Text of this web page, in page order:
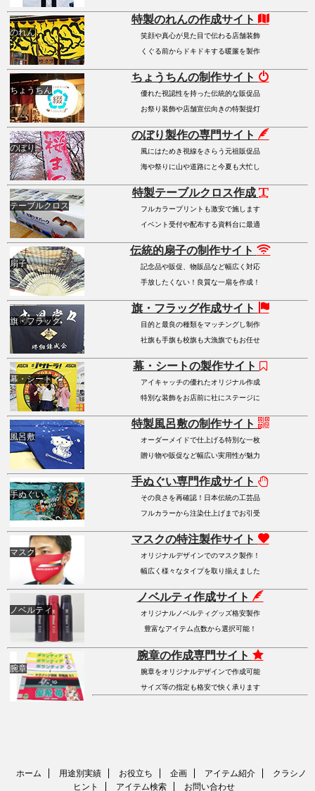
のれん
特製のれんの作成サイト
笑顔や真心が見た目で伝わる店舗装飾
くぐる前からドキドキする暖簾を製作
ちょうちん
ちょうちんの制作サイト
優れた視認性を持った伝統的な販促品
お祭り装飾や店舗宣伝向きの特製提灯
のぼり
のぼり製作の専門サイト
風にはためき視線をさらう元祖販促品
海や祭りに山や道路にと今夏も大忙し
テーブルクロス
特製テーブルクロス作成
フルカラープリントも激安で施します
イベント受付や配布する資料台に最適
扇子
伝統的扇子の制作サイト
記念品や販促、物販品など幅広く対応
手放したくない！良質な一扇を作成！
旗・フラッグ
旗・フラッグ作成サイト
目的と最良の種類をマッチングし制作
社旗も手旗も校旗も大漁旗でもお任せ
幕・シート
幕・シートの製作サイト
アイキャッチの優れたオリジナル作成
特別な装飾をお店前に社にステージに
風呂敷
特製風呂敷の制作サイト
オーダーメイドで仕上げる特別な一枚
贈り物や販促など幅広い実用性が魅力
手ぬぐい
手ぬぐい専門作成サイト
その良さを再確認！日本伝統の工芸品
フルカラーから注染仕上げまでお引受
マスク
マスクの特注製作サイト
オリジナルデザインでのマスク製作！
幅広く様々なタイプを取り揃えました
ノベルティ
ノベルティ作成サイト
オリジナルノベルティグッズ格安製作
豊富なアイテム点数から選択可能！
腕章
腕章の作成専門サイト
腕章をオリジナルデザインで作成可能
サイズ等の指定も格安で快く承ります
ホーム 用途別実績 お役立ち 企画 アイテム紹介
クラシノ
ヒント
アイテム検索 お問い合わせ